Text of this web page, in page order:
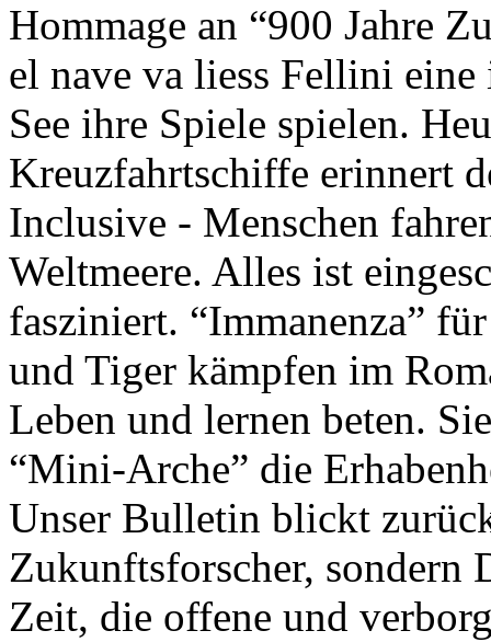
Hommage an “900 Jahre
el nave va liess Fellini
See ihre Spiele spielen.
Kreuzfahrtschiffe erinnert
Inclusive - Menschen
Weltmeere. Alles ist
fasziniert. “Immanenza”
und Tiger kämpfen im
Leben und lernen beten.
“Mini-Arche” die
Unser Bulletin blickt
Zukunftsforscher, sondern
Zeit, die offene und